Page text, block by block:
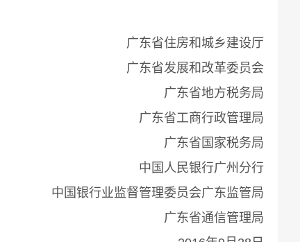
广东省住房和城乡建设厅
广东省发展和改革委员会
广东省地方税务局
广东省工商行政管理局
广东省国家税务局
中国人民银行广州分行
中国银行业监督管理委员会广东监管局
广东省通信管理局